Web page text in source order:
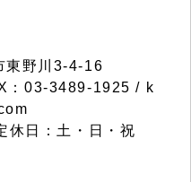
野川3-4-16
：03-3489-1925 / k
休日：土・日・祝